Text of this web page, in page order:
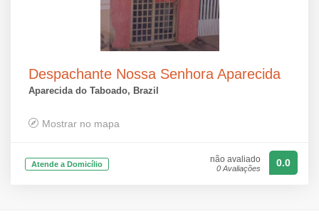
Despachante Nossa Senhora Aparecida
Aparecida do Taboado, Brazil
Mostrar no mapa
Atende a Domicílio não avaliado
0 Avaliações 0.0